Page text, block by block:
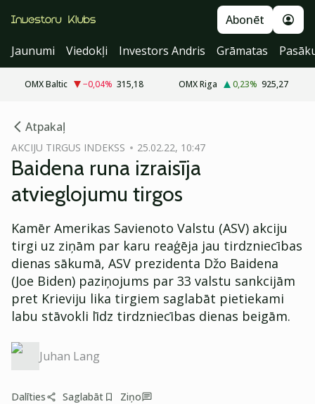
Abonēt
Jaunumi
Viedokļi Investors Andris Grāmatas
OMX Baltic −0,04% 315,18 OMX Riga 0,23% 925,27
Atpakaļ
AKCIJU TIRGUS INDEKSS 25.02.22, 10:47
Baidena runa izraisīja
atvieglojumu tirgos
Kamēr Amerikas Savienoto Valstu (ASV) akciju
tirgi uz ziņām par karu reaģēja jau tirdzniecības
dienas sākumā, ASV prezidenta Džo Baidena
(Joe Biden) paziņojums par 33 valstu sankcijām
pret Krieviju lika tirgiem saglabāt pietiekami
labu stāvokli līdz tirdzniecības dienas beigām.
Juhan Lang
Dalīties Saglabāt Ziņo